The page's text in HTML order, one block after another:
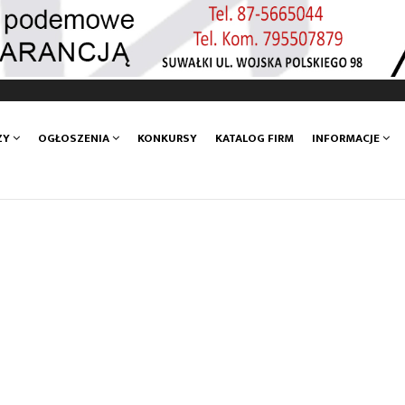
OGŁOSZENIA KONKURSY KATALOG FIRM INFORMACJE